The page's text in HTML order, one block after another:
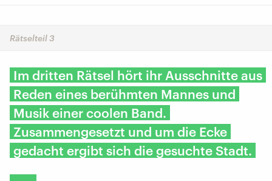
Rätselteil 3
Im dritten Rätsel hört ihr Ausschnitte aus
Reden eines berühmten Mannes und
Musik einer coolen Band.
Zusammengesetzt und um die Ecke
gedacht ergibt sich die gesuchte Stadt.